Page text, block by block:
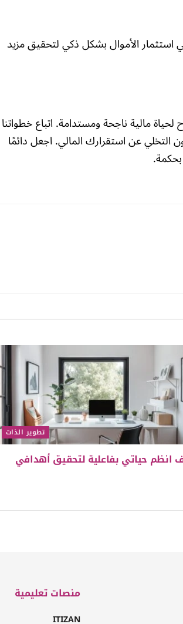
استثمار الأموال بشكل ذكي لتحقيق مزيد
مالية ناجحة ومستدامة. اتباع خطواتنا
عن استقرارك المالي. اجعل دائمًا
تطوير الذات
انظم حياتي بفاعلية لتحقيق أهدافي
منصات تعليمية
ITIZAN